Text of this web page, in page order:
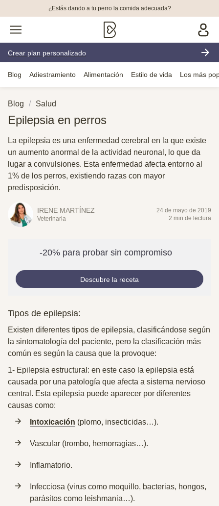
¿Estás dando a tu perro la comida adecuada?
Crear plan personalizado
Blog Adiestramiento Alimentación Estilo de vida Los más
Blog Salud
Epilepsia en perros
La epilepsia es una enfermedad cerebral en la que existe
un aumento anormal de la actividad neuronal, lo que da
lugar a convulsiones. Esta enfermedad afecta entorno al
1% de los perros, existiendo razas con mayor
predisposición.
IRENE MARTÍNEZ
Veterinaria
24 de mayo de 2019
2 min de lectura
-20% para probar sin compromiso
Descubre la receta
Tipos de epilepsia:
Existen diferentes tipos de epilepsia, clasificándose según
la sintomatología del paciente, pero la clasificación más
común es según la causa que la provoque:
1- Epilepsia estructural: en este caso la epilepsia está
causada por una patología que afecta a sistema nervioso
central. Esta epilepsia puede aparecer por diferentes
causas como:
Intoxicación (plomo, insecticidas…).
Vascular (trombo, hemorragias…).
Inflamatorio.
Infecciosa (virus como moquillo, bacterias, hongos,
parásitos como leishmania…).